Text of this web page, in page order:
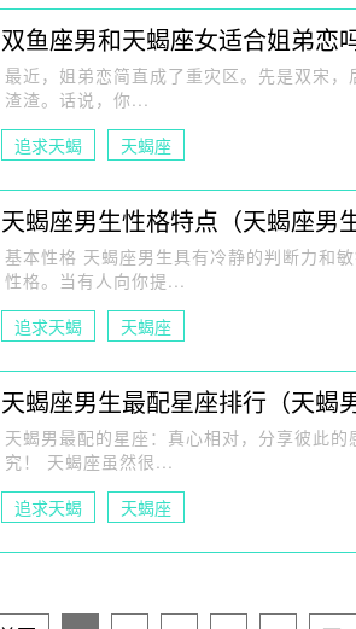
双鱼座男和天蝎座女适合姐弟恋
最近，姐弟恋简直成了重灾区。先是双宋
渣渣。话说，你...
追求天蝎
天蝎座
天蝎座男生性格特点（天蝎座男
基本性格 天蝎座男生具有冷静的判断力和
性格。当有人向你提...
追求天蝎
天蝎座
天蝎座男生最配星座排行（天蝎
天蝎男最配的星座：真心相对，分享彼此
究！ 天蝎座虽然很...
追求天蝎
天蝎座